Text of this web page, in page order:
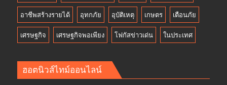
อาชีพสร้างรายได้ อุทกภัย อุบัติเหตุ เกษตร เตือนภัย
เศรษฐกิจ เศรษฐกิจพอเพียง โฟกัสข่าวเด่น ในประเทศ
ฮอตนิวส์ไทม์ออนไลน์